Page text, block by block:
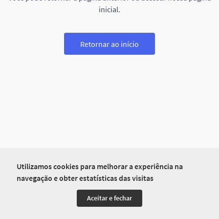
Utilizamos cookies para melhorar a experiência na
navegação e obter estatísticas das visitas
Aceitar e fechar
inicial.
Retornar ao início